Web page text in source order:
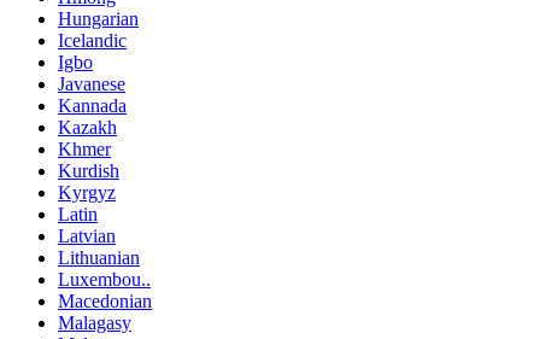
Hungarian
Icelandic
Igbo
Javanese
Kannada
Kazakh
Khmer
Kurdish
Kyrgyz
Latin
Latvian
Lithuanian
Luxembou..
Macedonian
Malagasy